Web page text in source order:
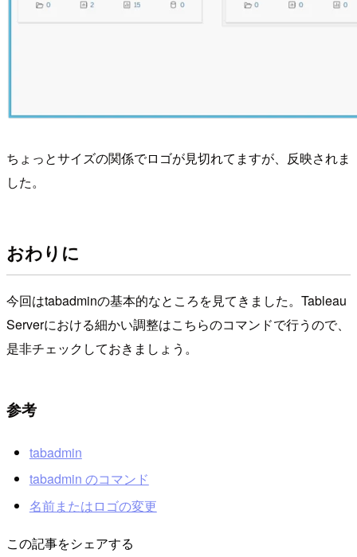
ちょっとサイズの関係でロゴが見切れてますが、反映されま
した。
おわりに
今回はtabadminの基本的なところを見てきました。Tableau
Serverにおける細かい調整はこちらのコマンドで行うので、
是非チェックしておきましょう。
参考
tabadmin
tabadmin のコマンド
名前またはロゴの変更
この記事をシェアする